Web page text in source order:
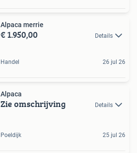
Alpaca merrie
€ 1.950,00 Details
Handel 26 jul 26
Alpaca
Zie omschrijving Details
Poeldijk 25 jul 26